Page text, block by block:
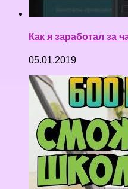
Как я заработал за
05.01.2019